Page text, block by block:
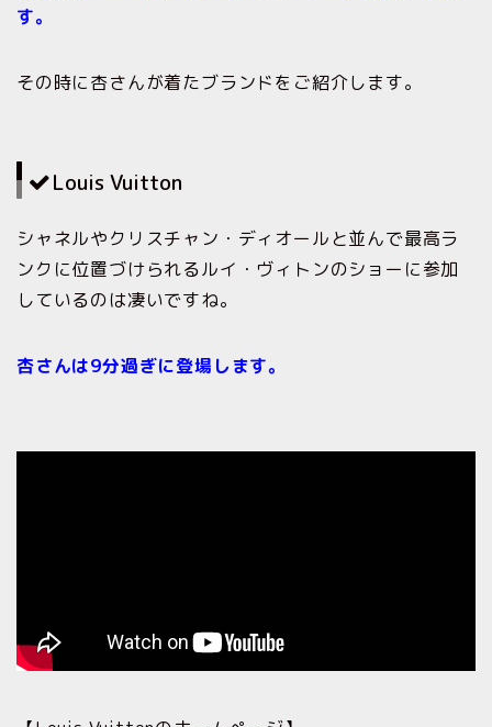
す。
その時に杏さんが着たブランドをご紹介します。
Louis Vuitton
シャネルやクリスチャン・ディオールと並んで最高ラ
ンクに位置づけられるルイ・ヴィトンのショーに参加
しているのは凄いですね。
杏さんは9分過ぎに登場します。